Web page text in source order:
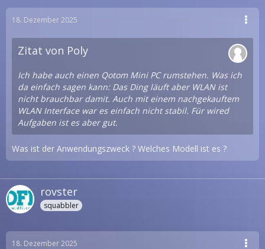
18. Dezember 2025
Zitat von Poly
Ich habe auch einen Qotom Mini PC rumstehen. Was ich
da einfach sagen kann: Das Ding läuft aber WLAN ist
nicht brauchbar damit. Auch mit einem nachgekauftem
WLAN Interface war es einfach nicht stabil. Für wired
Aufgaben ist es aber gut.
Was ist der Anwendungszweck ? Welches Modell ist es ?
rovster
squabbler
18. Dezember 2025